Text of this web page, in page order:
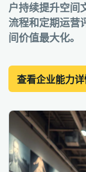
户持续提升空间
流程和定期运营
间价值最大化。
查看企业能力详